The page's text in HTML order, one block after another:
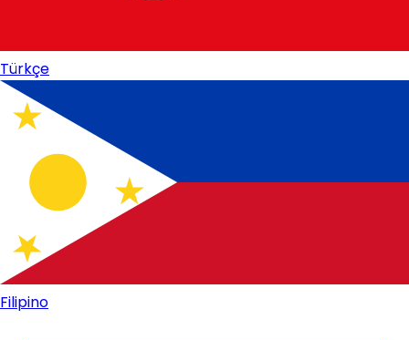
Türkçe
Filipino